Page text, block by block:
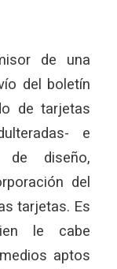
de una
del boletín
de tarjetas
e
de diseño,
del
tarjetas. Es
le cabe
aptos